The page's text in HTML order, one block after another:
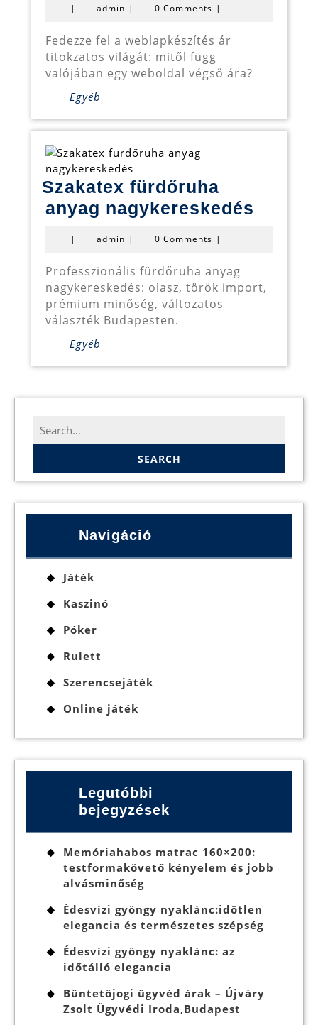
Teljes
útmutató
a
valós
| admin admin
| 0 Comments |
Fedezze fel a weblapkészítés ár
titokzatos világát: mitől függ
valójában egy weboldal végső ára?
Egyéb
Szakatex fürdőruha
anyag nagykereskedés
| admin admin
| 0 Comments |
Professzionális fürdőruha anyag
nagykereskedés: olasz, török import,
prémium minőség, változatos
választék Budapesten.
Egyéb
Search
for:
Navigáció
Játék
Kaszinó
Póker
Rulett
Szerencsejáték
Online játék
Legutóbbi
bejegyzések
Memóriahabos matrac 160×200:
testformakövető kényelem és jobb
alvásminőség
Édesvízi gyöngy nyaklánc:időtlen
elegancia és természetes szépség
Édesvízi gyöngy nyaklánc: az
időtálló elegancia
Büntetőjogi ügyvéd árak – Újváry
Zsolt Ügyvédi Iroda,Budapest